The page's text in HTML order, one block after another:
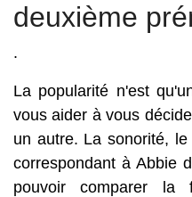
deuxième
.
La popularité n'est
vous aider à vous
un autre. La sonorité,
correspondant à Abbie
pouvoir comparer la